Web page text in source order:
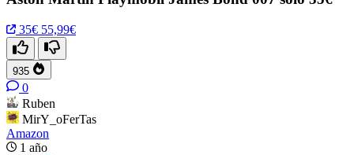
35€ 55,99€
935
0
Ruben
MirY_oFerTas
Amazon
1 año